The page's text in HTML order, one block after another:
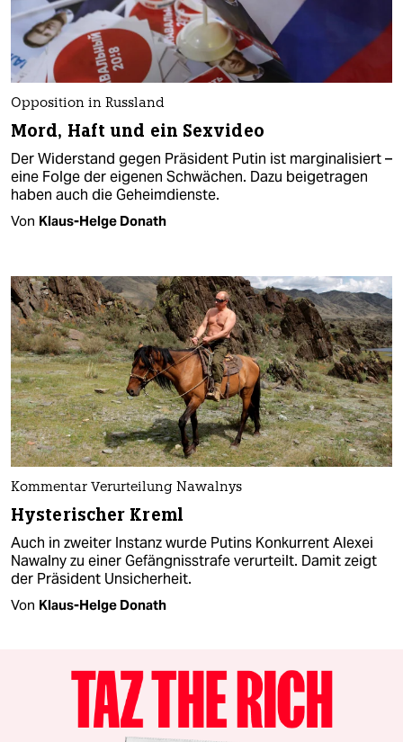
Opposition in Russland
Mord, Haft und ein Sexvideo
Der Widerstand gegen Präsident Putin ist marginalisiert –
eine Folge der eigenen Schwächen. Dazu beigetragen
haben auch die Geheimdienste.
Von Klaus-Helge Donath
Kommentar Verurteilung Nawalnys
Hysterischer Kreml
Auch in zweiter Instanz wurde Putins Konkurrent Alexei
Nawalny zu einer Gefängnisstrafe verurteilt. Damit zeigt
der Präsident Unsicherheit.
Von Klaus-Helge Donath